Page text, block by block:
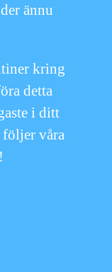
ännu
kring
detta
i ditt
våra